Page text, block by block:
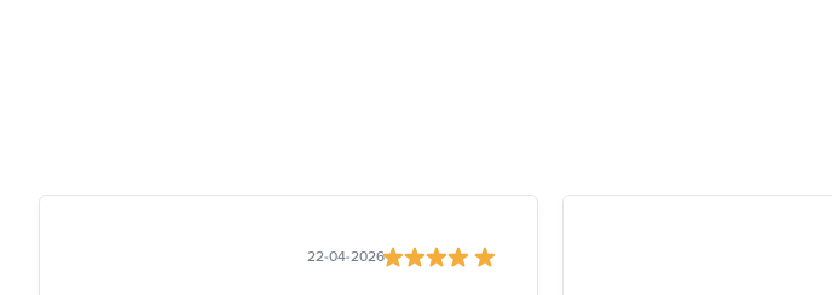
22-04-2026